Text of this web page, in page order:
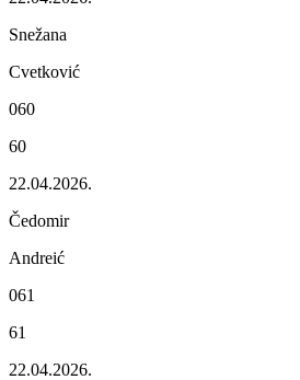
Snеžana
Cvеtković
060
60
22.04.2026.
Čеdomir
Andrеić
061
61
22.04.2026.